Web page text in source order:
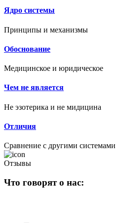
Ядро системы
Принципы и механизмы
Обоснование
Медицинское и юридическое
Чем не является
Не эзотерика и не мидицина
Отличия
Сравнение с другими системами
Отзывы
Что говорят о нас: